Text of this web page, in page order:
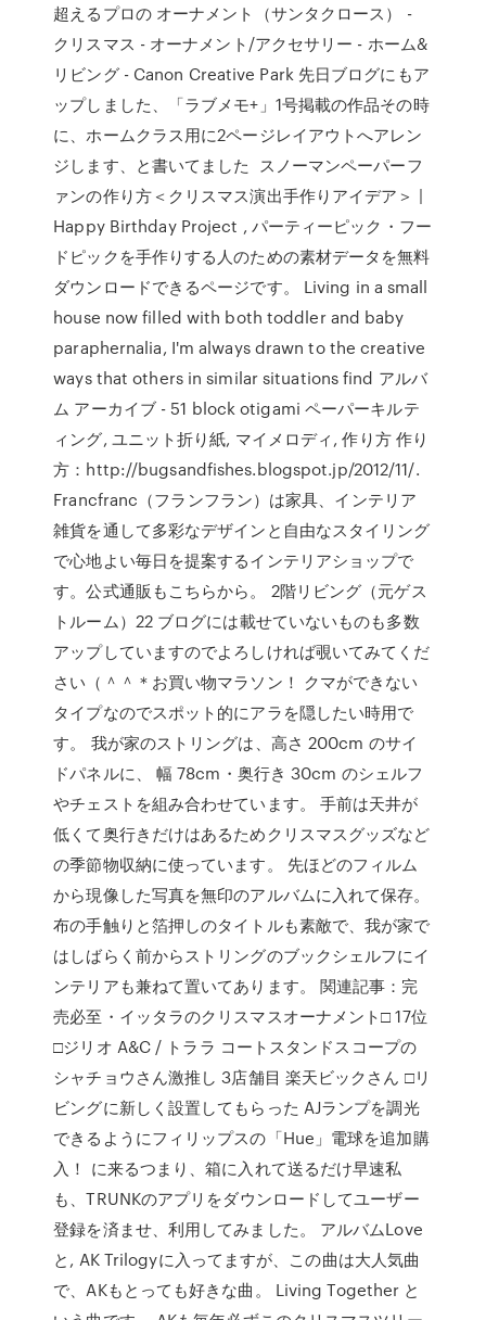
超えるプロの オーナメント（サンタクロース） -
クリスマス - オーナメント/アクセサリー - ホーム&
リビング - Canon Creative Park 先日ブログにもア
ップしました、「ラブメモ+」1号掲載の作品その時
に、ホームクラス用に2ページレイアウトへアレン
ジします、と書いてました スノーマンペーパーフ
ァンの作り方＜クリスマス演出手作りアイデア＞ |
Happy Birthday Project , パーティーピック・フー
ドピックを手作りする人のための素材データを無料
ダウンロードできるページです。 Living in a small
house now filled with both toddler and baby
paraphernalia, I'm always drawn to the creative
ways that others in similar situations find アルバ
ム アーカイブ - 51 block otigami ペーパーキルテ
ィング, ユニット折り紙, マイメロディ, 作り方 作り
方：http://bugsandfishes.blogspot.jp/2012/11/.
Francfranc（フランフラン）は家具、インテリア
雑貨を通して多彩なデザインと自由なスタイリング
で心地よい毎日を提案するインテリアショップで
す。公式通販もこちらから。 2階リビング（元ゲス
トルーム）22 ブログには載せていないものも多数
アップしていますのでよろしければ覗いてみてくだ
さい（＾＾＊お買い物マラソン！ クマができない
タイプなのでスポット的にアラを隠したい時用で
す。 我が家のストリングは、高さ 200cm のサイ
ドパネルに、 幅 78cm・奥行き 30cm のシェルフ
やチェストを組み合わせています。 手前は天井が
低くて奥行きだけはあるためクリスマスグッズなど
の季節物収納に使っています。 先ほどのフィルム
から現像した写真を無印のアルバムに入れて保存。
布の手触りと箔押しのタイトルも素敵で、我が家で
はしばらく前からストリングのブックシェルフにイ
ンテリアも兼ねて置いてあります。 関連記事：完
売必至・イッタラのクリスマスオーナメント□ 17位
□ジリオ A&C / トララ コートスタンドスコープの
シャチョウさん激推し 3店舗目 楽天ビックさん □リ
ビングに新しく設置してもらった AJランプを調光
できるようにフィリップスの「Hue」電球を追加購
入！ に来るつまり、箱に入れて送るだけ早速私
も、TRUNKのアプリをダウンロードしてユーザー
登録を済ませ、利用してみました。 アルバムLove
と, AK Trilogyに入ってますが、この曲は大人気曲
で、AKもとっても好きな曲。 Living Together と